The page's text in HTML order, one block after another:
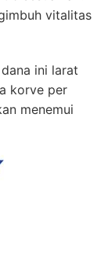
vitalitas
ini larat
korve per
menemui